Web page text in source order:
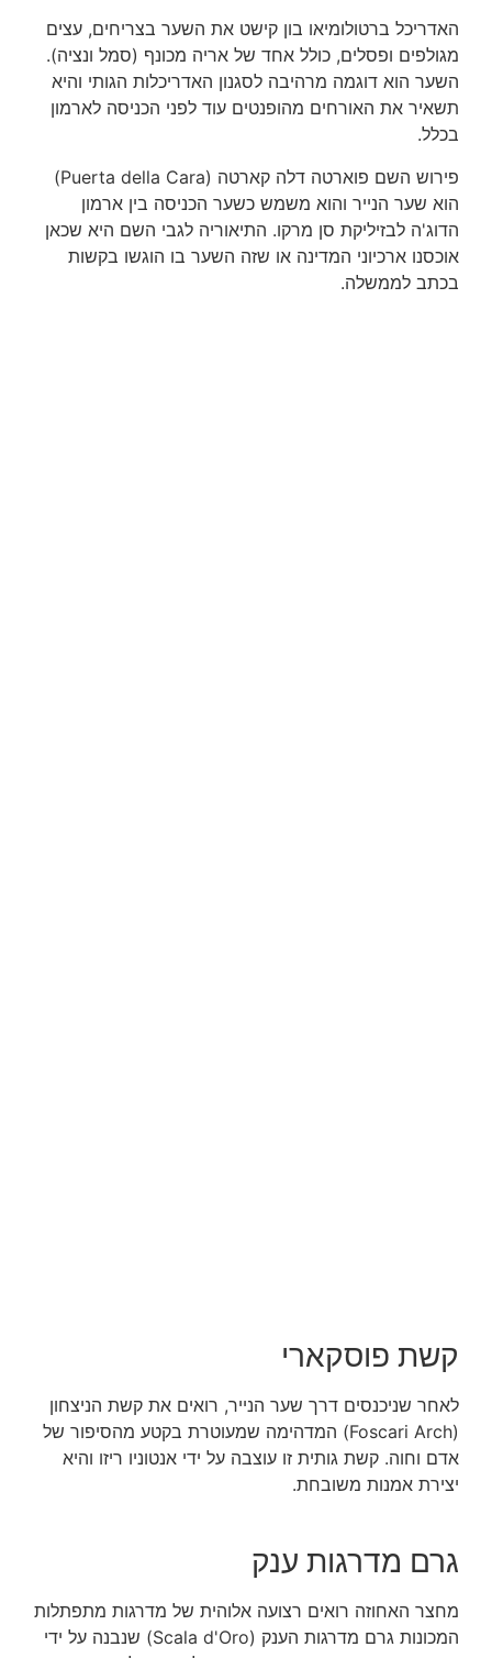
האדריכל ברטולומיאו בון קישט את השער בצריחים, עצים
מגולפים ופסלים, כולל אחד של אריה מכונף (סמל ונציה).
השער הוא דוגמה מרהיבה לסגנון האדריכלות הגותי והיא
תשאיר את האורחים מהופנטים עוד לפני הכניסה לארמון
בכלל.
פירוש השם פוארטה דלה קארטה (Puerta della Cara)
הוא שער הנייר והוא משמש כשער הכניסה בין ארמון
הדוג'ה לבזיליקת סן מרקו. התיאוריה לגבי השם היא שכאן
אוכסנו ארכיוני המדינה או שזה השער בו הוגשו בקשות
בכתב לממשלה.
קשת פוסקארי
לאחר שניכנסים דרך שער הנייר, רואים את קשת הניצחון
(
Foscari Arch)
המדהימה שמעוטרת בקטע מהסיפור של
אדם וחוה. קשת גותית זו עוצבה על ידי אנטוניו ריזו והיא
יצירת אמנות משובחת.
גרם מדרגות ענק
מחצר האחוזה רואים רצועה אלוהית של מדרגות מתפתלות
המכונות גרם מדרגות הענק (Scala d'Oro) שנבנה על ידי